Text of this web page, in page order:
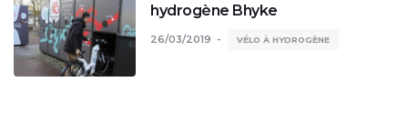
hydrogène Bhyke
26/03/2019 VÉLO À HYDROGÈNE